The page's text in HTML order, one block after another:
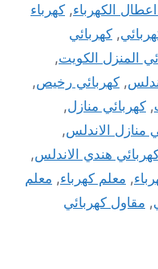
الكهرباء, كهرباء
, كهربائي
المنزل الكويت,
, كهربائي رخيص,
, كهربائي منازل,
منازل الاندلس,
هندي الاندلس,
, معلم كهرباء, معلم
, مقاول كهربائي